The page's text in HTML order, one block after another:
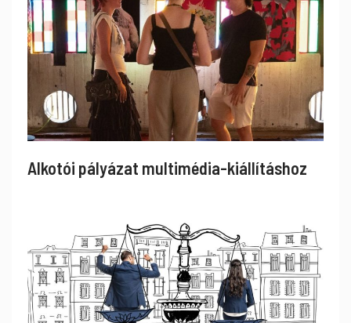
Alkotói pályázat multimédia-kiállításhoz